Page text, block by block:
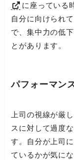
に座っている
自分に向けられ
で、集中力の低
とがあります。
パフォーマン
上司の視線が厳
スに対して過度
す。自分が上司
ているかが気に